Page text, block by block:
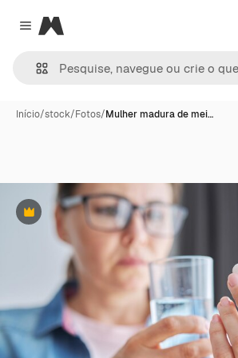
Close menu
Magnific
Início/stock/Fotos/Mulher madura de mei…
Premium